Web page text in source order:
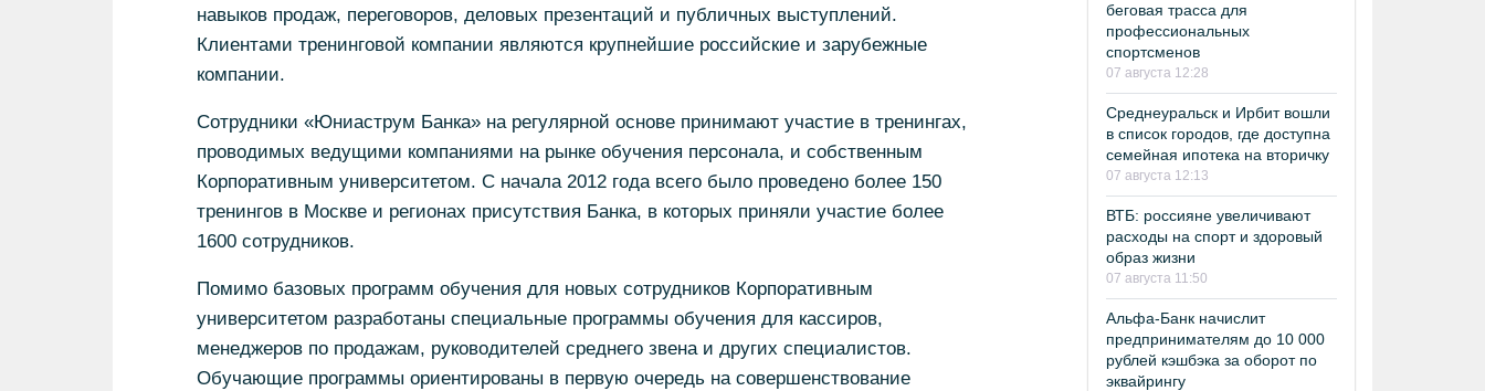
навыков продаж, переговоров, деловых презентаций и публичных выступлений.
Клиентами тренинговой компании являются крупнейшие российские и зарубежные
компании.
Сотрудники «Юниаструм Банка» на регулярной основе принимают участие в тренингах,
проводимых ведущими компаниями на рынке обучения персонала, и собственным
Корпоративным университетом. С начала 2012 года всего было проведено более 150
тренингов в Москве и регионах присутствия Банка, в которых приняли участие более
1600 сотрудников.
Помимо базовых программ обучения для новых сотрудников Корпоративным
университетом разработаны специальные программы обучения для кассиров,
менеджеров по продажам, руководителей среднего звена и других специалистов.
Обучающие программы ориентированы в первую очередь на совершенствование
беговая трасса для
профессиональных
спортсменов
07 августа 12:28
Среднеуральск и Ирбит вошли
в список городов, где доступна
семейная ипотека на вторичку
07 августа 12:13
ВТБ: россияне увеличивают
расходы на спорт и здоровый
образ жизни
07 августа 11:50
Альфа-Банк начислит
предпринимателям до 10 000
рублей кэшбэка за оборот по
эквайрингу